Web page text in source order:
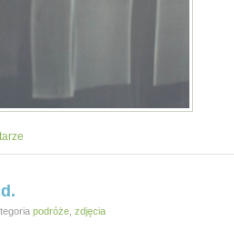
podróże zdjęcia